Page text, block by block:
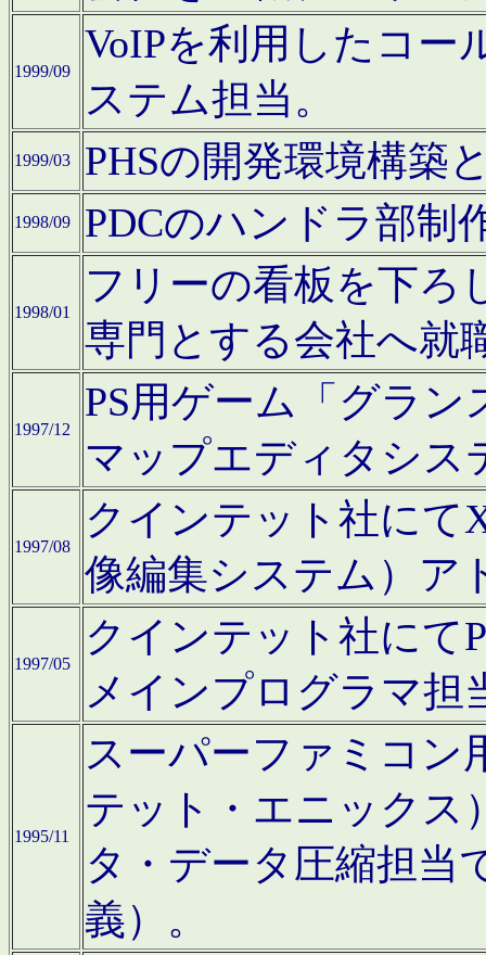
1999/09
VoIPを利用したコー
ステム担当。
1999/03 PHSの開発環境構築
1998/09 PDCのハンドラ部制
1998/01
フリーの看板を下ろ
専門とする会社へ就
1997/12
PS用ゲーム「グラン
マップエディタシス
1997/08
クインテット社にて
像編集システム）ア
1997/05
クインテット社にて
メインプログラマ担
1995/11
スーパーファミコン
テット・エニックス
タ・データ圧縮担当
義）。